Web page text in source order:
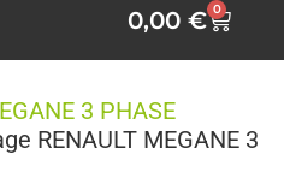
0,00€ 0
3 PHASE
RENAULT MEGANE 3